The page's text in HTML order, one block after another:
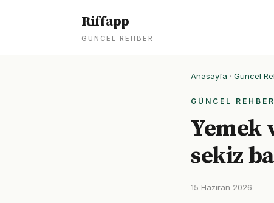
Riffapp
GÜNCEL REHBER
Anasayfa · Güncel
GÜNCEL REHBER
sekiz
15 Haziran 2026